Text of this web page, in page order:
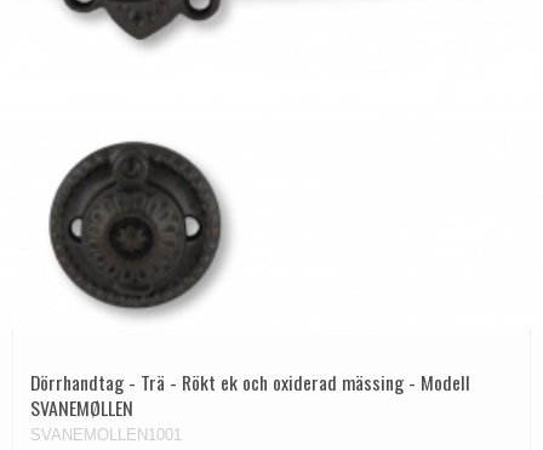
Dörrhandtag - Trä - Rökt ek och oxiderad mässing - Modell
SVANEMØLLEN
SVANEMOLLEN1001